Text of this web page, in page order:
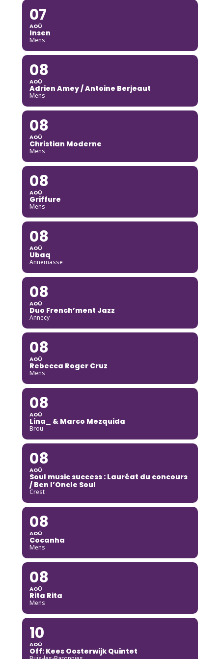
07
AOÛ
Insen
Mens
08
AOÛ
Adrien Amey / Antoine Berjeaut
Mens
08
AOÛ
Christian Moderne
Mens
08
AOÛ
Griffure
Mens
08
AOÛ
Ubaq
Annemasse
08
AOÛ
Duo French’ment Jazz
Annecy
08
AOÛ
Rebecca Roger Cruz
Mens
08
AOÛ
Lina_ & Marco Mezquida
Brou
08
AOÛ
Soul music success : Lauréat du concours
/ Ben l’Oncle Soul
Crest
08
AOÛ
Cocanha
Mens
08
AOÛ
Rita Rita
Mens
10
AOÛ
Off: Kees Oosterwijk Quintet